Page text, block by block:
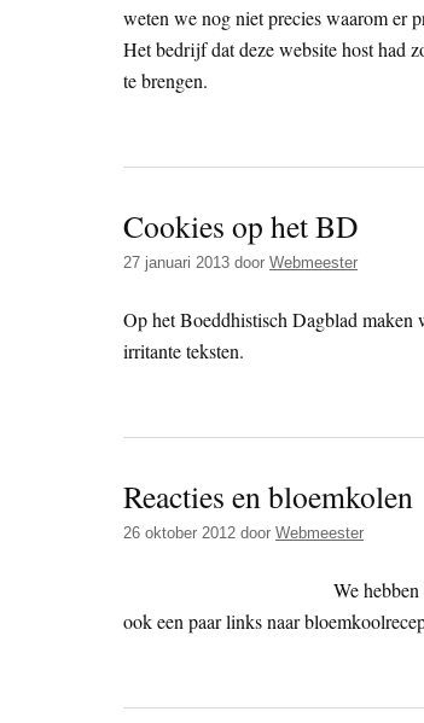
weten we nog niet precies waarom er
Het bedrijf dat deze website host had
te brengen.
Cookies op het BD
27 januari 2013 door Webmeester
Op het Boeddhistisch Dagblad
irritante teksten.
Reacties en bloemkolen
26 oktober 2012 door Webmeester
We
ook een paar links naar